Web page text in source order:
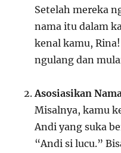
Setelah mereka
nama itu dalam
kenal kamu,
ngulang dan
Asosiasikan
Misalnya, kamu
Andi yang suka
“Andi si lucu.”